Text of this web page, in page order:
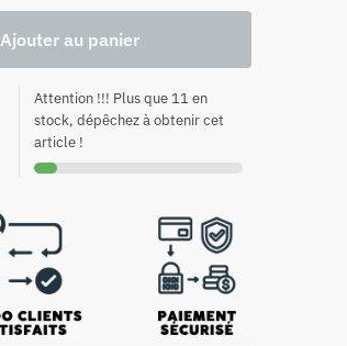
Ajouter au panier
Attention !!! Plus que 11 en
stock, dépêchez à obtenir cet
article !